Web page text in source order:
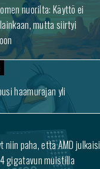
nuorilta: Käyttö ei
mutta siirtyi
haamurajan yli
niin paha, että AMD julkaisi
gigatavun muistilla